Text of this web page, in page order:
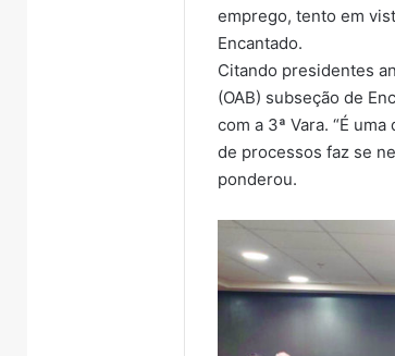
emprego, tento em
Encantado.
Citando presidentes
(OAB) subseção de
com a 3ª Vara. “É
de processos faz se
ponderou.